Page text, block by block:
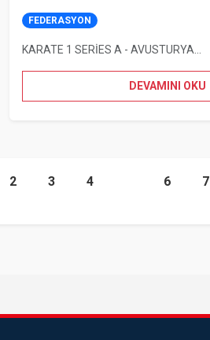
FEDERASYON
KARATE 1 SERİES A - AVUSTURYA...
DEVAMINI OKU
2 3 4 6 7